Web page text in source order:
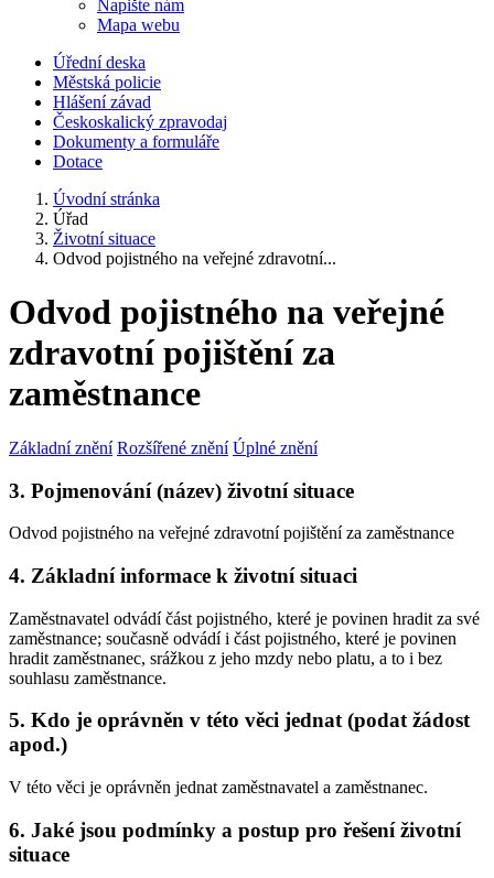
Napište nám
Mapa webu
Úřední deska
Městská policie
Hlášení závad
Českoskalický zpravodaj
Dokumenty a formuláře
Dotace
Úvodní stránka
Úřad
Životní situace
Odvod pojistného na veřejné zdravotní...
Odvod pojistného na veřejné
zdravotní pojištění za
zaměstnance
Základní znění Rozšířené znění Úplné znění
3. Pojmenování (název) životní situace
Odvod pojistného na veřejné zdravotní pojištění za zaměstnance
4. Základní informace k životní situaci
Zaměstnavatel odvádí část pojistného, které je povinen hradit za své
zaměstnance; současně odvádí i část pojistného, které je povinen
hradit zaměstnanec, srážkou z jeho mzdy nebo platu, a to i bez
souhlasu zaměstnance.
5. Kdo je oprávněn v této věci jednat (podat žádost
apod.)
V této věci je oprávněn jednat zaměstnavatel a zaměstnanec.
6. Jaké jsou podmínky a postup pro řešení životní
situace